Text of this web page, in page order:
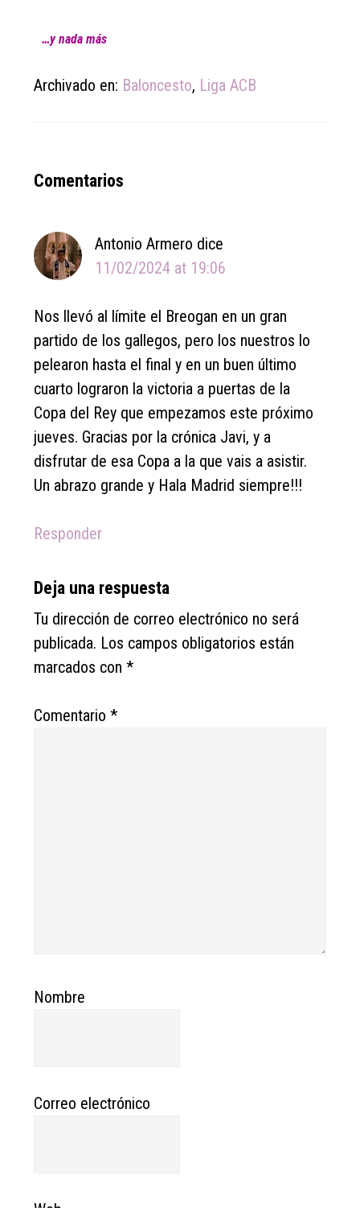
…y nada más
Archivado en: Baloncesto, Liga ACB
Reader
Comentarios
Antonio Armero dice
11/02/2024 at 19:06
Nos llevó al límite el Breogan en un gran
partido de los gallegos, pero los nuestros lo
pelearon hasta el final y en un buen último
cuarto lograron la victoria a puertas de la
Copa del Rey que empezamos este próximo
jueves. Gracias por la crónica Javi, y a
disfrutar de esa Copa a la que vais a asistir.
Un abrazo grande y Hala Madrid siempre!!!
Responder
Deja una respuesta
Tu dirección de correo electrónico no será
publicada. Los campos obligatorios están
marcados con*
Comentario*
Nombre
Correo electrónico